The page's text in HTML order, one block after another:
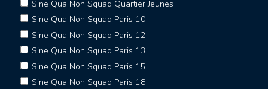
Sine Qua Non Squad Quartier Jeunes
Sine Qua Non Squad Paris 10
Sine Qua Non Squad Paris 12
Sine Qua Non Squad Paris 13
Sine Qua Non Squad Paris 15
Sine Qua Non Squad Paris 18